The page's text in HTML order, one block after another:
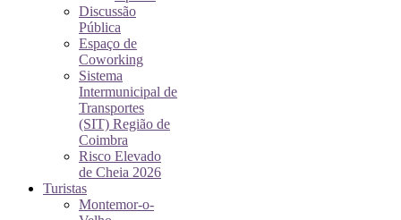
Discussão
Pública
Espaço de
Coworking
Sistema
Intermunicipal de
Transportes
(SIT) Região de
Coimbra
Risco Elevado
de Cheia 2026
Turistas
Montemor-o-